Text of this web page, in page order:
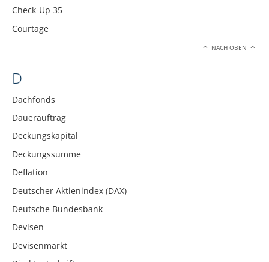
Check-Up 35
Courtage
NACH OBEN
D
Dachfonds
Dauerauftrag
Deckungskapital
Deckungssumme
Deflation
Deutscher Aktienindex (DAX)
Deutsche Bundesbank
Devisen
Devisenmarkt